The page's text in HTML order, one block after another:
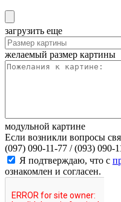
загрузить еще
желаемый размер картины
модульной картине
Если возникли вопросы
(097) 090-11-77 /(093) 090-
Я подтверждаю, что с
ознакомлен и согласен.